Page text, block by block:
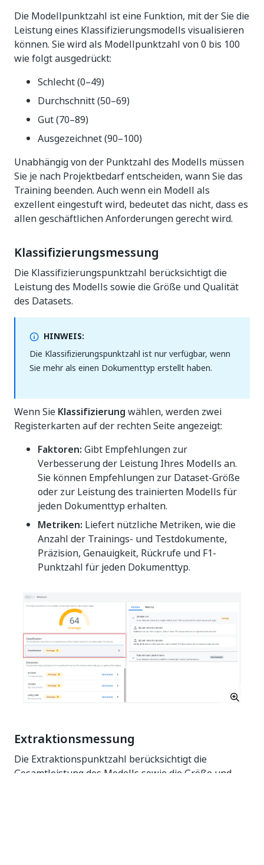
Die Modellpunktzahl ist eine Funktion, mit der Sie die
Leistung eines Klassifizierungsmodells visualisieren
können. Sie wird als Modellpunktzahl von 0 bis 100
wie folgt ausgedrückt:
Schlecht (0–49)
Durchschnitt (50–69)
Gut (70–89)
Ausgezeichnet (90–100)
Unabhängig von der Punktzahl des Modells müssen
Sie je nach Projektbedarf entscheiden, wann Sie das
Training beenden. Auch wenn ein Modell als
exzellent eingestuft wird, bedeutet das nicht, dass es
allen geschäftlichen Anforderungen gerecht wird.
Klassifizierungsmessung
Die Klassifizierungspunktzahl berücksichtigt die
Leistung des Modells sowie die Größe und Qualität
des Datasets.
HINWEIS:
Die Klassifizierungspunktzahl ist nur verfügbar, wenn
Sie mehr als einen Dokumenttyp erstellt haben.
Wenn Sie Klassifizierung wählen, werden zwei
Registerkarten auf der rechten Seite angezeigt:
Faktoren: Gibt Empfehlungen zur
Verbesserung der Leistung Ihres Modells an.
Sie können Empfehlungen zur Dataset-Größe
oder zur Leistung des trainierten Modells für
jeden Dokumenttyp erhalten.
Metriken: Liefert nützliche Metriken, wie die
Anzahl der Trainings- und Testdokumente,
Präzision, Genauigkeit, Rückrufe und F1-
Punktzahl für jeden Dokumenttyp.
Extraktionsmessung
Die Extraktionspunktzahl berücksichtigt die
Gesamtleistung des Modells sowie die Größe und